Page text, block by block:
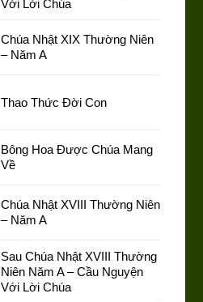
Với Lời Chúa
Chúa Nhật XIX Thường Niên
– Năm A
Thao Thức Đời Con
Bông Hoa Được Chúa Mang
Về
Chúa Nhật XVIII Thường Niên
– Năm A
Sau Chúa Nhật XVIII Thường
Niên Năm A – Cầu Nguyện
Với Lời Chúa